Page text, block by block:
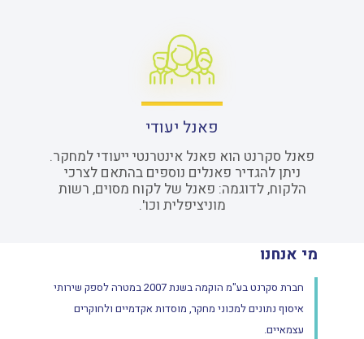
פאנל יעודי
פאנל סקרנט הוא פאנל אינטרנטי ייעודי למחקר.
ניתן להגדיר פאנלים נוספים בהתאם לצרכי
הלקוח, לדוגמה: פאנל של לקוח מסוים, רשות
מוניציפלית וכו'.
מי אנחנו
חברת סקרנט בע"מ הוקמה בשנת 2007 במטרה לספק שירותי
איסוף נתונים למכוני מחקר, מוסדות אקדמיים ולחוקרים
עצמאיים.